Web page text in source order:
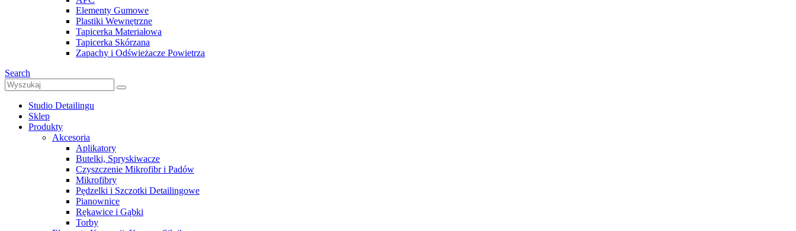
Elementy Gumowe
Plastiki Wewnętrzne
Tapicerka Materiałowa
Tapicerka Skórzana
Zapachy i Odświeżacze Powietrza
Search
Studio Detailingu
Sklep
Produkty
Akcesoria
Aplikatory
Butelki, Spryskiwacze
Czyszczenie Mikrofibr i Padów
Mikrofibry
Pędzelki i Szczotki Detailingowe
Pianownice
Rękawice i Gąbki
Torby